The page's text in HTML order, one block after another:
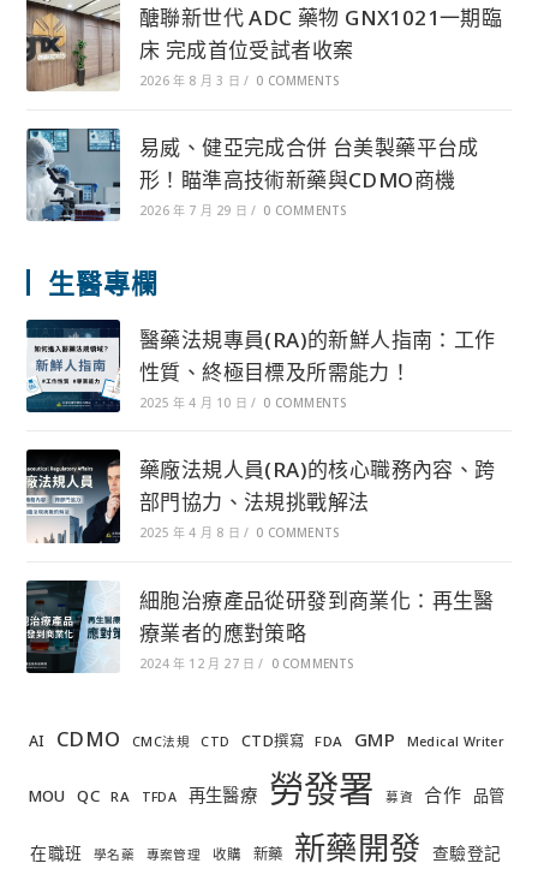
醣聯新世代 ADC 藥物 GNX1021一期臨
床 完成首位受試者收案
2026 年 8 月 3 日 / 0 COMMENTS
易威、健亞完成合併 台美製藥平台成
形！瞄準高技術新藥與CDMO商機
2026 年 7 月 29 日 / 0 COMMENTS
生醫專欄
醫藥法規專員(RA)的新鮮人指南：工作
性質、終極目標及所需能力！
2025 年 4 月 10 日 / 0 COMMENTS
藥廠法規人員(RA)的核心職務內容、跨
部門協力、法規挑戰解法
2025 年 4 月 8 日 / 0 COMMENTS
細胞治療產品從研發到商業化：再生醫
療業者的應對策略
2024 年 12 月 27 日 / 0 COMMENTS
AI CDMO CMC法規 CTD CTD撰寫 FDA GMP Medical Writer
MOU QC RA TFDA 再生醫療 勞發署 募資 合作 品管
在職班 學名藥 專案管理 收購 新藥 新藥開發 查驗登記